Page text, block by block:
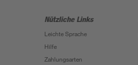
Nützliche Links
Leichte Sprache
Hilfe
Zahlungsarten